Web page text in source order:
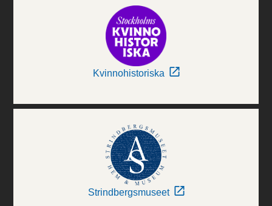
Kvinnohistoriska
Strindbergsmuseet